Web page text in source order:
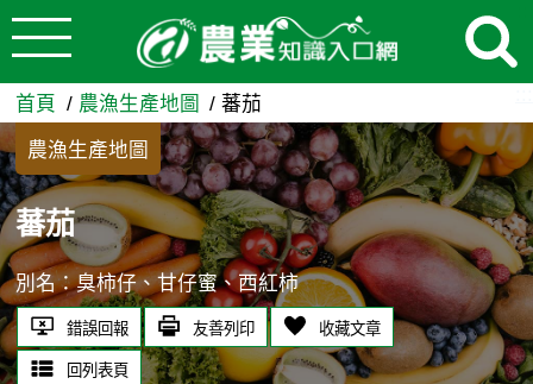
跳到主要內容
蕃茄 - 農業知識入口網
首頁 農漁生產地圖 蕃茄
農漁生產地圖
蕃茄
別名：臭柿仔、甘仔蜜、西紅柿
錯誤回報 友善列印 收藏文章
回列表頁